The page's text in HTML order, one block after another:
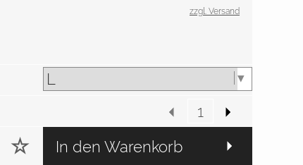
zzgl. Versand
In den Warenkorb